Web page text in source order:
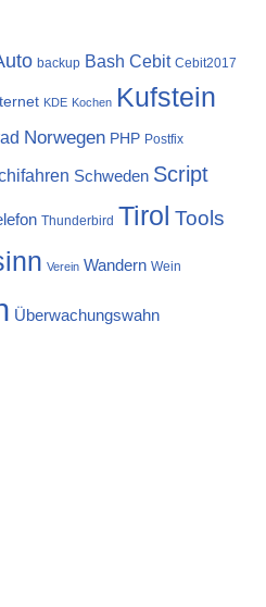
backup Bash Cebit Cebit2017
KDE Kochen Kufstein
Norwegen PHP Postfix
Schweden Script
Thunderbird Tirol Tools
Verein Wandern Wein
Überwachungswahn